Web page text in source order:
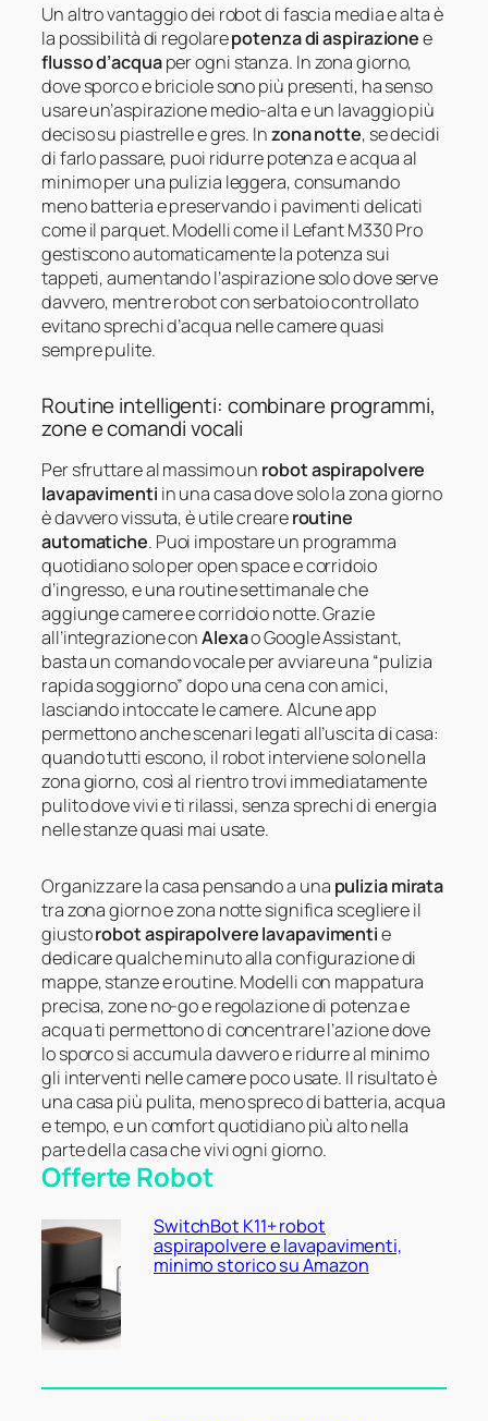
Un altro vantaggio dei robot di fascia media e alta è
la possibilità di regolarepotenza di aspirazionee
flusso d’acquaper ogni stanza. In zona giorno,
dove sporco e briciole sono più presenti, ha senso
usare un’aspirazione medio-alta e un lavaggio più
deciso su piastrelle e gres. Inzona notte, se decidi
di farlo passare, puoi ridurre potenza e acqua al
minimo per una pulizia leggera, consumando
meno batteria e preservando i pavimenti delicati
come il parquet. Modelli come il Lefant M330 Pro
gestiscono automaticamente la potenza sui
tappeti, aumentando l’aspirazione solo dove serve
davvero, mentre robot con serbatoio controllato
evitano sprechi d’acqua nelle camere quasi
sempre pulite.
Routine intelligenti: combinare programmi,
zone e comandi vocali
Per sfruttare al massimo un robot aspirapolvere
lavapavimenti in una casa dove solo la zona giorno
è davvero vissuta, è utile creareroutine
automatiche. Puoi impostare un programma
quotidiano solo per open space e corridoio
d’ingresso, e una routine settimanale che
aggiunge camere e corridoio notte. Grazie
all’integrazione conAlexao Google Assistant,
basta un comando vocale per avviare una “pulizia
rapida soggiorno” dopo una cena con amici,
lasciando intoccate le camere. Alcune app
permettono anche scenari legati all’uscita di casa:
quando tutti escono, il robot interviene solo nella
zona giorno, così al rientro trovi immediatamente
pulito dove vivi e ti rilassi, senza sprechi di energia
nelle stanze quasi mai usate.
Organizzare la casa pensando a una pulizia mirata
tra zona giorno e zona notte significa scegliere il
giustorobot aspirapolvere lavapavimentie
dedicare qualche minuto alla configurazione di
mappe, stanze e routine. Modelli con mappatura
precisa, zone no-go e regolazione di potenza e
acqua ti permettono di concentrare l’azione dove
lo sporco si accumula davvero e ridurre al minimo
gli interventi nelle camere poco usate. Il risultato è
una casa più pulita, meno spreco di batteria, acqua
e tempo, e un comfort quotidiano più alto nella
parte della casa che vivi ogni giorno.
Offerte Robot
SwitchBot K11+ robot
aspirapolvere e lavapavimenti,
minimo storico su Amazon